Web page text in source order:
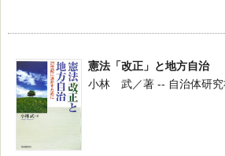
憲法「改正」と地方自治
小林 武／著 -- 自治体研